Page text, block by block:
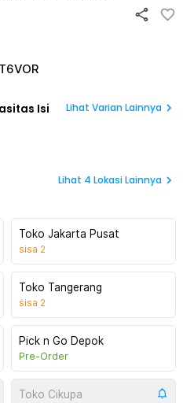
Isi Lihat Varian Lainnya
Lihat 4 Lokasi Lainnya
Toko Jakarta Pusat
sisa 2
Toko Tangerang
sisa 2
Pick n Go Depok
Pre-Order
Toko Cikupa